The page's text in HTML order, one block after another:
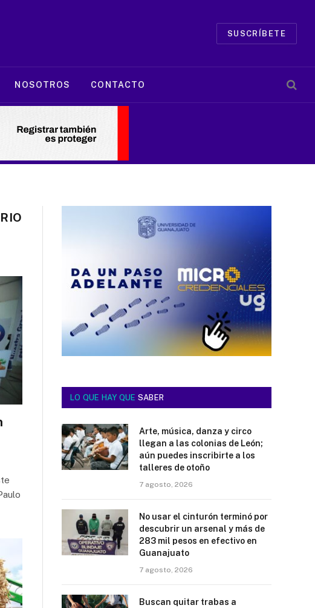
SUSCRÍBETE
NOSOTROS CONTACTO
LO QUE HAY QUE SABER
Arte, música, danza y circo
llegan a las colonias de León;
aún puedes inscribirte a los
talleres de otoño
7 agosto, 2026
No usar el cinturón terminó por
descubrir un arsenal y más de
283 mil pesos en efectivo en
Guanajuato
7 agosto, 2026
Buscan quitar trabas a